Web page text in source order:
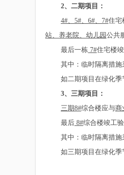
2、二期项目：
4#、5#、6#、7#住宅
站、养老院、幼儿园 公共
最后一栋 7#住宅楼
其中：临时隔离措施
如二期项目在绿化季节
3、三期项目：
三期8#综合楼应与商
最后 8#综合楼竣工
其中：临时隔离措施
如三期项目在绿化季节